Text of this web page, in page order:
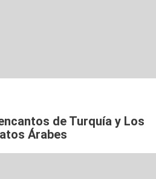
de Turquía y Los
Árabes